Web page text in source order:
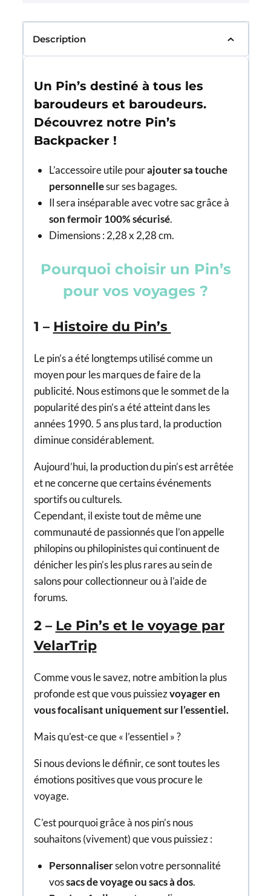
Description
Un Pin’s destiné à tous les
baroudeurs et baroudeurs.
Découvrez notre Pin’s
Backpacker !
L’accessoire utile pourajouter sa touche
personnellesur ses bagages.
Il sera inséparable avec votre sac grâce à
son fermoir 100% sécurisé.
Dimensions : 2,28 x 2,28 cm.
Pourquoi choisir un Pin’s
pour vos voyages ?
1 – Histoire du Pin’s
Le pin’s a été longtemps utilisé comme un
moyen pour les marques de faire de la
publicité. Nous estimons que le sommet de la
popularité des pin’s a été atteint dans les
années 1990. 5 ans plus tard, la production
diminue considérablement.
Aujourd’hui, la production du pin’s est arrêtée
et ne concerne que certains événements
sportifs ou culturels.
Cependant, il existe tout de même une
communauté de passionnés que l’on appelle
philopins ou philopinistes qui continuent de
dénicher les pin’s les plus rares au sein de
salons pour collectionneur ou à l’aide de
forums.
2 – Le Pin’s et le voyage par
VelarTrip
Comme vous le savez, notre ambition la plus
profonde est que vous puissiezvoyager en
vous focalisant uniquement sur l’essentiel.
Mais qu’est-ce que « l’essentiel » ?
Si nous devions le définir, ce sont toutes les
émotions positives que vous procure le
voyage.
C’est pourquoi grâce à nos pin’s nous
souhaitons (vivement) que vous puissiez :
Personnaliserselon votre personnalité
vossacs de voyage ou sacs à dos.